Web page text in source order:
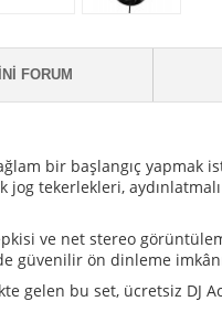
FORUM
bir başlangıç
jog tekerlekleri,
ve net stereo
güvenilir ön dinleme
gelen bu set, ücretsiz